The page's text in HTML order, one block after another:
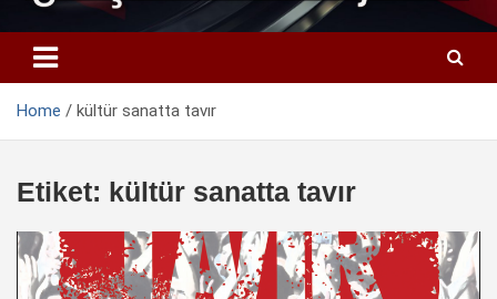
Home kültür sanatta tavır
Etiket: kültür sanatta tavır